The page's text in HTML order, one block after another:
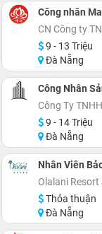
Công nhân
9 - 13 Triệu
Đà Nẵng
Công Nhân
Công Ty
9 - 14 Triệu
Đà Nẵng
Nhân Viên
Olalani
Thỏa thuận
Đà Nẵng